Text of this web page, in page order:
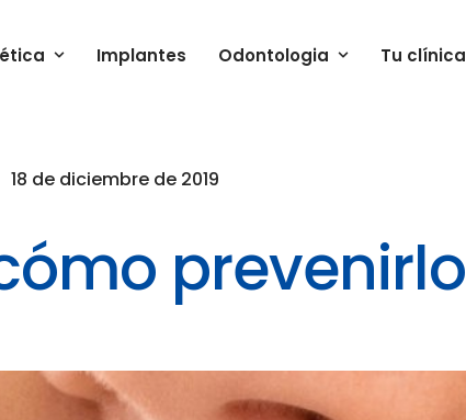
Implantes Odontologia Tu clínica
18 de diciembre de 2019
prevenirlo